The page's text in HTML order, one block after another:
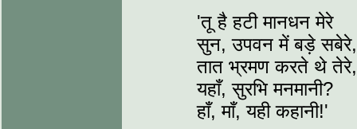
'तू है हटी मानधन मेरे
सुन, उपवन में बड़े सबेरे,
तात भ्रमण करते थे तेरे,
यहाँ, सुरभि मनमानी?
हाँ, माँ, यही कहानी!'